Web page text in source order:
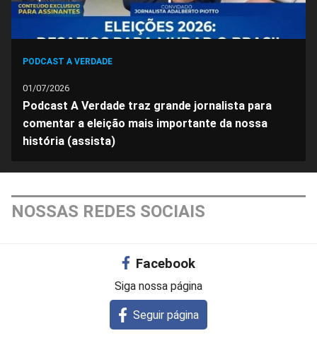
PODCAST A VERDADE
01/07/2026
Podcast A Verdade traz grande jornalista para
comentar a eleição mais importante da nossa
história (assista)
NOSSAS REDES SOCIAIS
Facebook
Siga nossa página
Seguir página